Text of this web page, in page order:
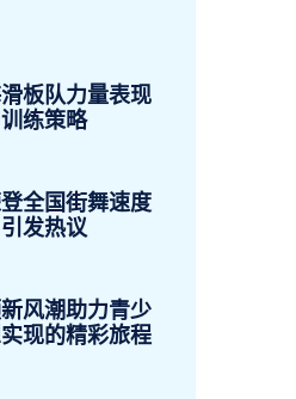
板队力量表现
练策略
全国街舞速度
发热议
风潮助力青少
现的精彩旅程